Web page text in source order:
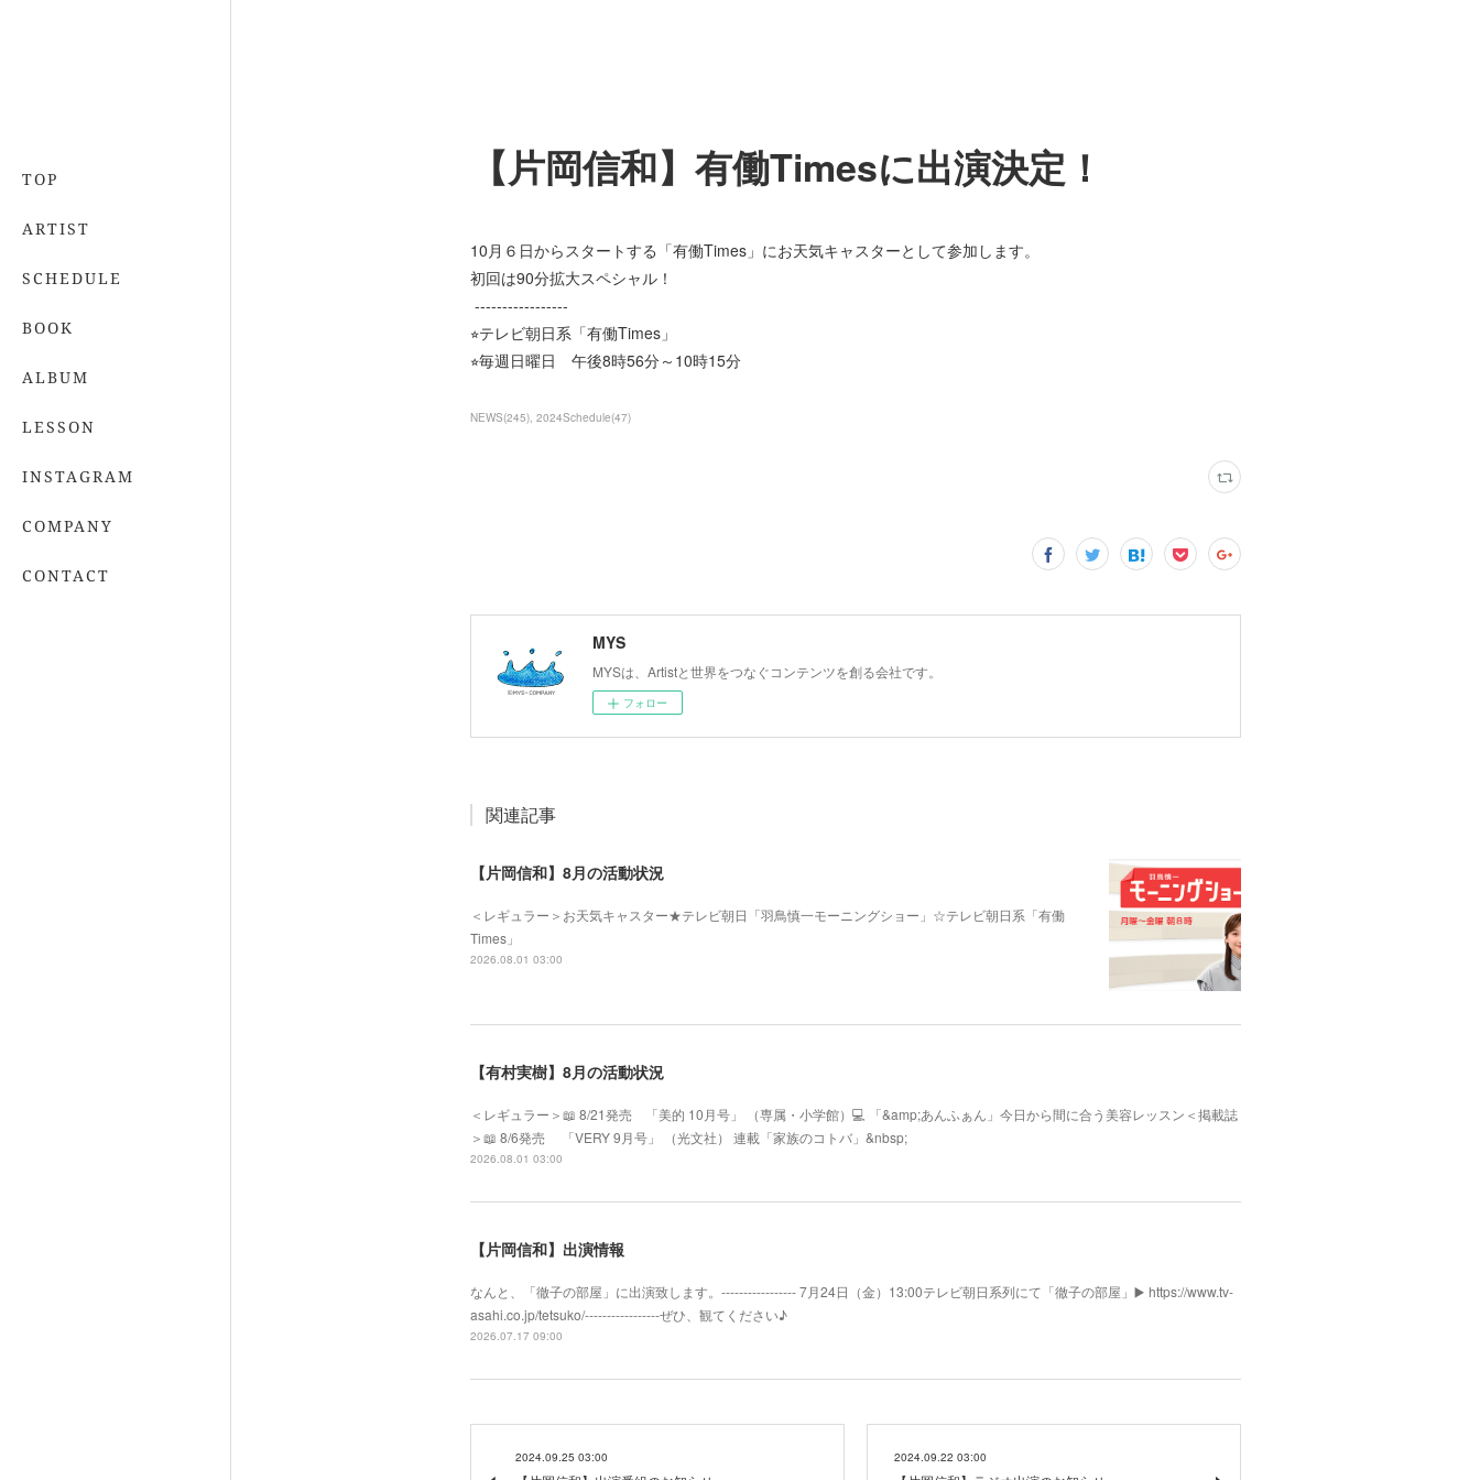
TOP
ARTIST
SCHEDULE
BOOK
ALBUM
LESSON
INSTAGRAM
COMPANY
CONTACT
【片岡信和】有働Timesに出演決定！
10月６日からスタートする「有働Times」にお天気キャスターとして参加します。
初回は90分拡大スペシャル！
-----------------
⭐︎テレビ朝日系「有働Times」
⭐︎毎週日曜日 午後8時56分～10時15分
NEWS(245) 2024Schedule(47)
MYS
MYSは、Artistと世界をつなぐコンテンツを創る会社です。
フォロー
関連記事
【片岡信和】8月の活動状況
＜レギュラー＞お天気キャスター★テレビ朝日「羽鳥慎一モーニングショー」☆テレビ朝日系「有働
Times」
2026.08.01 03:00
【有村実樹】8月の活動状況
＜レギュラー＞📖 8/21発売 「美的 10月号」 （専属・小学館）💻 「&amp;あんふぁん」今日から間に合う美容レッスン＜掲載誌
＞📖 8/6発売 「VERY 9月号」 （光文社） 連載「家族のコトバ」&nbsp;
2026.08.01 03:00
【片岡信和】出演情報
なんと、「徹子の部屋」に出演致します。----------------- 7月24日（金）13:00テレビ朝日系列にて「徹子の部屋」▶️ https://www.tv-
asahi.co.jp/tetsuko/-----------------ぜひ、観てください♪
2026.07.17 09:00
2024.09.25 03:00 2024.09.22 03:00